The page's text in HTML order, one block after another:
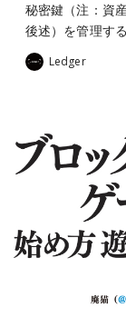
秘密鍵（注：資
後述）を管理す
Ledger